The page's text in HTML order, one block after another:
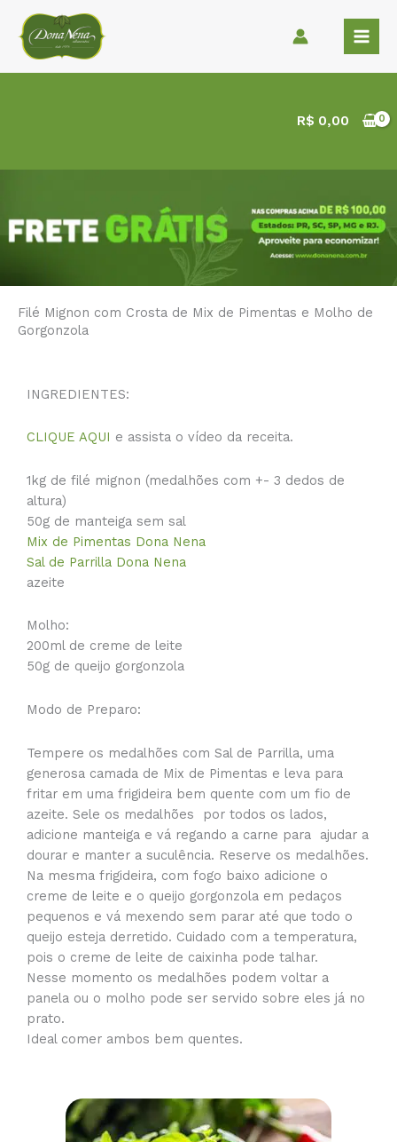
para
conteúdo
R$ 0,00
Filé Mignon com Crosta de Mix de Pimentas e Molho de
Gorgonzola
INGREDIENTES:
CLIQUE AQUI e assista o vídeo da receita.
1kg de filé mignon (medalhões com +- 3 dedos de
altura)
50g de manteiga sem sal
Mix de Pimentas Dona Nena
Sal de Parrilla Dona Nena
azeite
Molho:
200ml de creme de leite
50g de queijo gorgonzola
Modo de Preparo:
Tempere os medalhões com Sal de Parrilla, uma
generosa camada de Mix de Pimentas e leva para
fritar em uma frigideira bem quente com um fio de
azeite. Sele os medalhões por todos os lados,
adicione manteiga e vá regando a carne para ajudar a
dourar e manter a suculência. Reserve os medalhões.
Na mesma frigideira, com fogo baixo adicione o
creme de leite e o queijo gorgonzola em pedaços
pequenos e vá mexendo sem parar até que todo o
queijo esteja derretido. Cuidado com a temperatura,
pois o creme de leite de caixinha pode talhar.
Nesse momento os medalhões podem voltar a
panela ou o molho pode ser servido sobre eles já no
prato.
Ideal comer ambos bem quentes.